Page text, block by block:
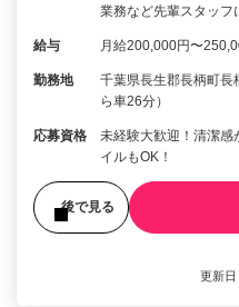
業務など先輩スタッ
給与 月給200,000円〜
勤務地
千葉県長生郡長柄町
ら車26分）
応募資格
未経験大歓迎！清潔感
イルもOK！
後で見る
更新